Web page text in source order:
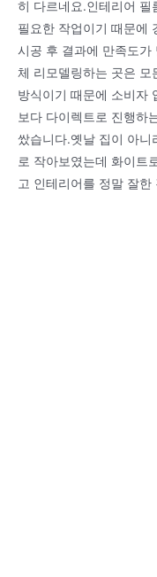
히 다르네요.인테리어 필
필요한 작업이기 때문에
시공 후 결과에 만족도가
체 리모델링하는 곳은
방식이기 때문에 소비자
보다 다이렉트로 진행하
쌌습니다.옛날 집이 아니
로 작아보였는데 화이트
고 인테리어를 정말 잘한